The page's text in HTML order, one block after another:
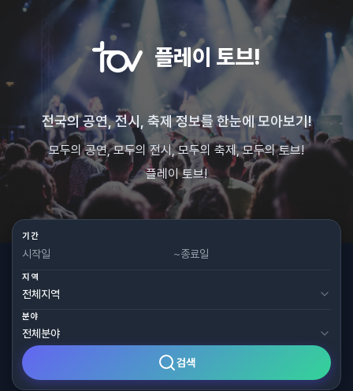
플레이 토브!
전국의 공연, 전시, 축제 정보를 한눈에 모아보기!
모두의 공연, 모두의 전시, 모두의 축제, 모두의 토브!
플레이 토브!
기간
~
지역
분야
검색